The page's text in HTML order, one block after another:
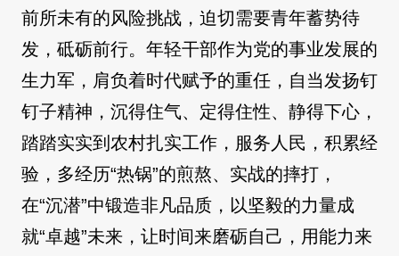
前所未有的风险挑战，迫切需要青年蓄势待
发，砥砺前行。年轻干部作为党的事业发展的
生力军，肩负着时代赋予的重任，自当发扬钉
钉子精神，沉得住气、定得住性、静得下心，
踏踏实实到农村扎实工作，服务人民，积累经
验，多经历“热锅”的煎熬、实战的摔打，
在“沉潜”中锻造非凡品质，以坚毅的力量成
就“卓越”未来，让时间来磨砺自己，用能力来